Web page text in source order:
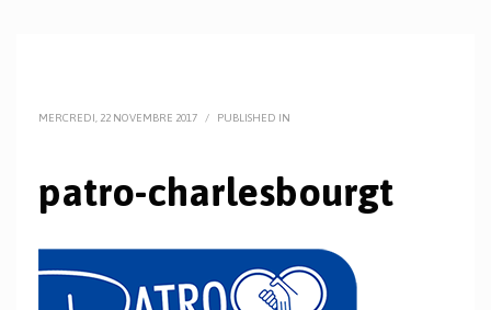
MERCREDI, 22 NOVEMBRE 2017 / PUBLISHED IN
patro-charlesbourgt